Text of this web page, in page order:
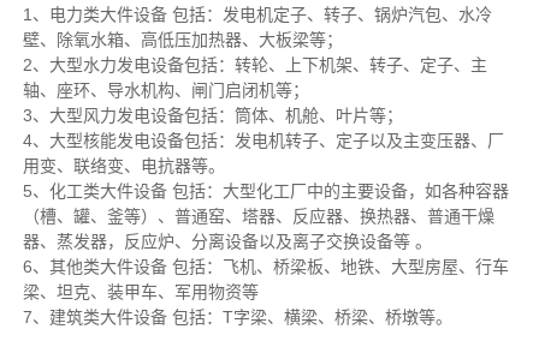
1、电力类大件设备 包括：发电机定子、转子、锅炉汽包、水冷
壁、除氧水箱、高低压加热器、大板梁等；
2、大型水力发电设备包括：转轮、上下机架、转子、定子、主
轴、座环、导水机构、闸门启闭机等；
3、大型风力发电设备包括：筒体、机舱、叶片等；
4、大型核能发电设备包括：发电机转子、定子以及主变压器、厂
用变、联络变、电抗器等。
5、化工类大件设备 包括：大型化工厂中的主要设备，如各种容器
（槽、罐、釜等）、普通窑、塔器、反应器、换热器、普通干燥
器、蒸发器，反应炉、分离设备以及离子交换设备等 。
6、其他类大件设备 包括：飞机、桥梁板、地铁、大型房屋、行车
梁、坦克、装甲车、军用物资等
7、建筑类大件设备 包括：T字梁、横梁、桥梁、桥墩等。